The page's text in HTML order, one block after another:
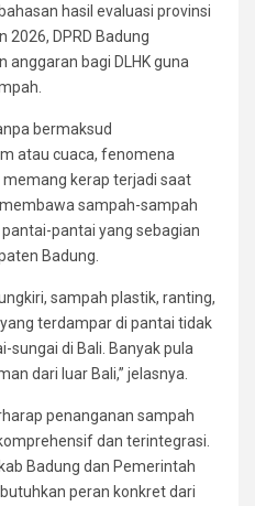
hasil evaluasi provinsi
2026, DPRD Badung
bagi DLHK guna
bermaksud
atau cuaca, fenomena
kerap terjadi saat
sampah-sampah
pantai yang sebagian
Badung.
sampah plastik, ranting,
terdampar di pantai tidak
sungai di Bali. Banyak pula
dari luar Bali,” jelasnya.
penanganan sampah
dan terintegrasi.
Badung dan Pemerintah
peran konkret dari